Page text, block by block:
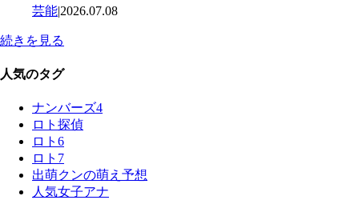
芸能|2026.07.08
続きを見る
人気のタグ
ナンバーズ4
ロト探偵
ロト6
ロト7
出萌クンの萌え予想
人気女子アナ